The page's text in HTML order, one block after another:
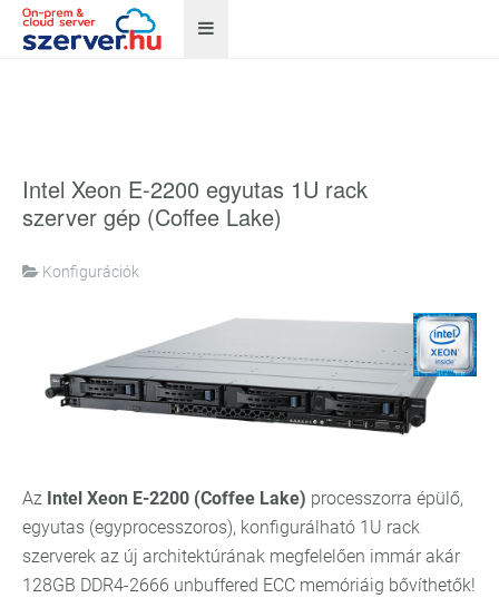
Intel Xeon E-2200 egyutas 1U rack
szerver gép (Coffee Lake)
Konfigurációk
Az Intel Xeon E-2200 (Coffee Lake) processzorra épülő,
egyutas (egyprocesszoros), konfigurálható 1U rack
szerverek az új architektúrának megfelelően immár akár
128GB DDR4-2666 unbuffered ECC memóriáig bővíthetők!